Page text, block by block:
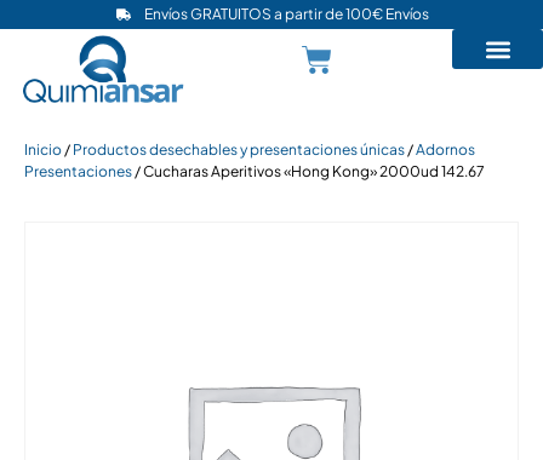
Envíos GRATUITOS a partir de 100€ Envíos
Inicio / Productos desechables y presentaciones únicas /Adornos
Presentaciones / Cucharas Aperitivos «Hong Kong» 2000ud 142.67